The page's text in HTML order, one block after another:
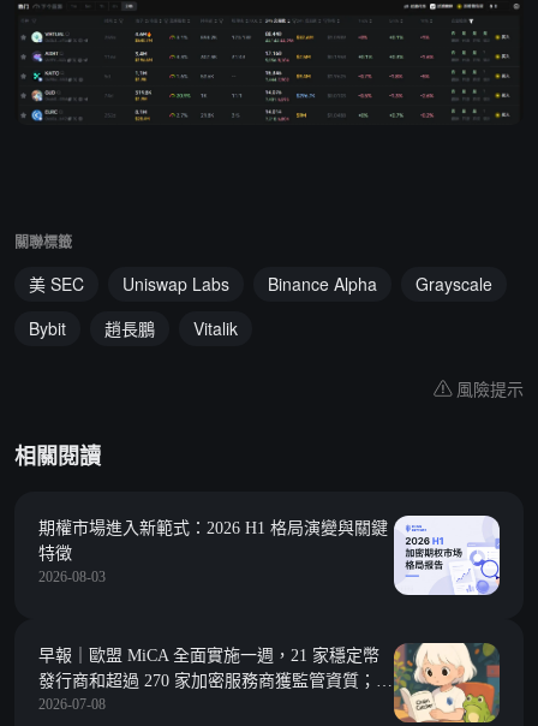
關聯標籤
美 SEC Uniswap Labs Binance Alpha
Grayscale
Bybit
趙長鵬 Vitalik
風險提示
相關閱讀
期權市場進入新範式：2026 H1 格局演變與關鍵
特徵
2026-08-03
早報｜歐盟 MiCA 全面實施一週，21 家穩定幣
發行商和超過 270 家加密服務商獲監管資質；微
軟裁員 4800 人，Xbox 承擔約 3200 個崗位削減
2026-07-08